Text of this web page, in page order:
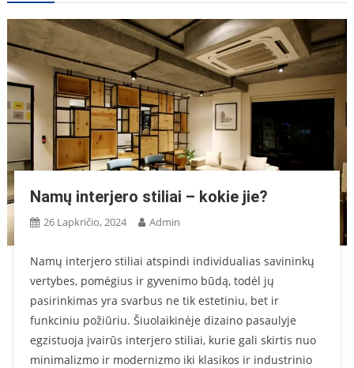
Namų interjero stiliai – kokie jie?
26 Lapkričio, 2024 Admin
Namų interjero stiliai atspindi individualias savininkų
vertybes, pomėgius ir gyvenimo būdą, todėl jų
pasirinkimas yra svarbus ne tik estetiniu, bet ir
funkciniu požiūriu. Šiuolaikinėje dizaino pasaulyje
egzistuoja įvairūs interjero stiliai, kurie gali skirtis nuo
minimalizmo ir modernizmo iki klasikos ir industrinio